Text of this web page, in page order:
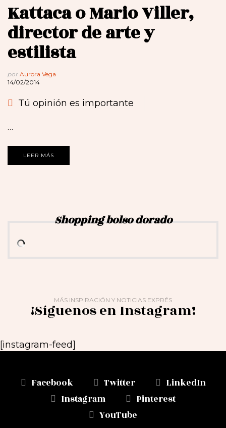
Kattaca o Mario Viller,
director de arte y
estilista
por Aurora Vega
14/02/2014
Tú opinión es importante
…
LEER MÁS
Shopping bolso dorado
MÁS INSPIRACIÓN Y NOTICIAS EXPRÉS
¡Síguenos en Instagram!
[instagram-feed]
Facebook Twitter
LinkedIn
Instagram
Pinterest
YouTube